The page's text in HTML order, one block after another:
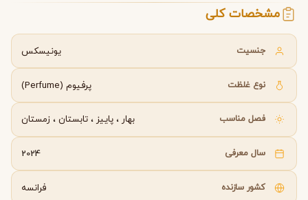
مشخصات کلی
جنسیت یونیسکس
نوع غلظت پرفیوم (Perfume)
فصل مناسب بهار ، پاییز ، تابستان، زمستان
سال معرفی 2024
کشور سازنده فرانسه